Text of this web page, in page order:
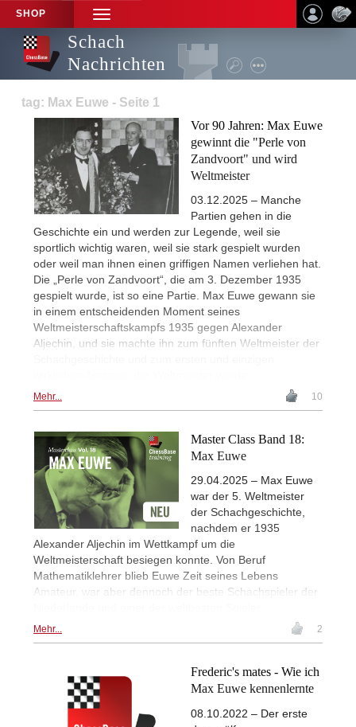
SHOP
TOGGLE
NAVIGATION
Schach
Nachrichten
tag: Max Euwe - Seite 1
Vor 90 Jahren: Max Euwe
gewinnt die "Perle von
Zandvoort" und wird
Weltmeister
03.12.2025 – Manche
Partien gehen in die
Geschichte ein und werden zur Legende, weil sie
sportlich wichtig waren, weil sie stark gespielt wurden
oder weil man ihnen einen griffigen Namen verliehen hat.
Die „Perle von Zandvoort“, die am 3. Dezember 1935
gespielt wurde, ist so eine Partie. Max Euwe gewann sie
in einem entscheidenden Moment seines
Weltmeisterschaftskampfs 1935 gegen Alexander
Aljechin, und sie machte ihn zum fünften Weltmeister der
Mehr... 10
Master Class Band 18:
Max Euwe
29.04.2025 – Max Euwe
war der 5. Weltmeister
der Schachgeschichte,
nachdem er 1935
Alexander Aljechin im Wettkampf um die
Weltmeisterschaft besiegen konnte. Von Beruf
Mathematiklehrer blieb Euwe Zeit seines Lebens
Amateur, war aber dennoch der beste Schachspieler der
Mehr... 2
Frederic's mates - Wie ich
Max Euwe kennenlernte
08.10.2022 – Der erste